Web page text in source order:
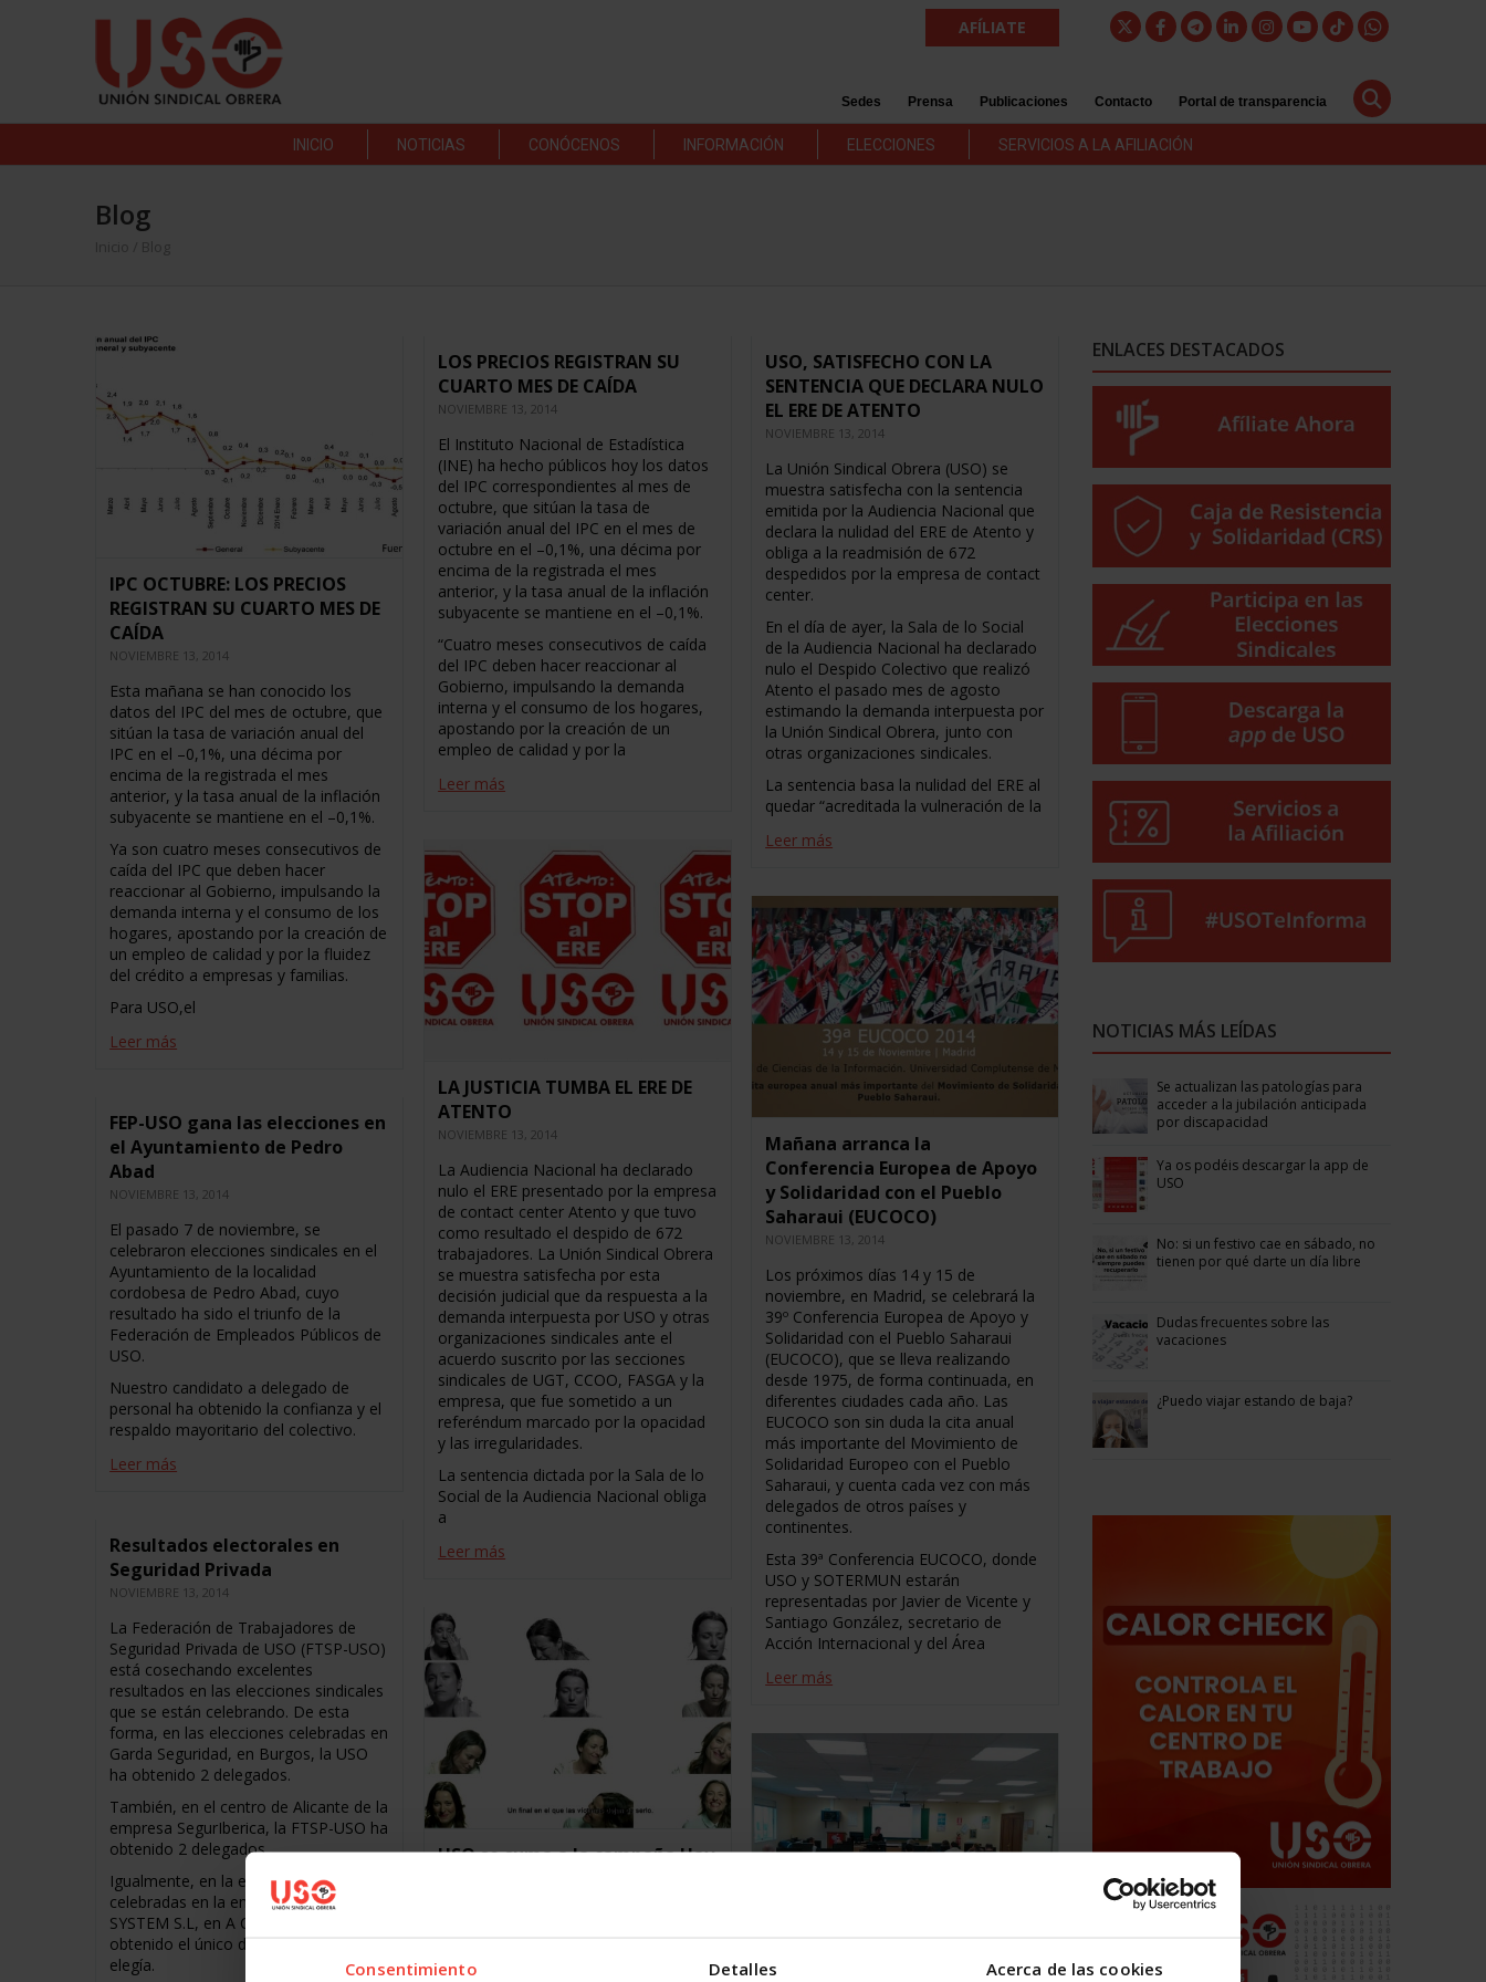
Consentimiento Detalles Acerca de las cookies
AFÍLIATE
Sedes Prensa Publicaciones Contacto Portal de transparencia
INICIO NOTICIAS CONÓCENOS INFORMACIÓN ELECCIONES SERVICIOS A LA AFILIACIÓN
Blog
Inicio / Blog
IPC OCTUBRE: LOS PRECIOS
REGISTRAN SU CUARTO MES DE
CAÍDA
NOVIEMBRE 13, 2014
Esta mañana se han conocido los
datos del IPC del mes de octubre, que
sitúan la tasa de variación anual del
IPC en el –0,1%, una décima por
encima de la registrada el mes
anterior, y la tasa anual de la inflación
subyacente se mantiene en el –0,1%.
Ya son cuatro meses consecutivos de
caída del IPC que deben hacer
reaccionar al Gobierno, impulsando la
demanda interna y el consumo de los
hogares, apostando por la creación de
un empleo de calidad y por la fluidez
del crédito a empresas y familias.
Para USO,el
Leer más
LOS PRECIOS REGISTRAN SU
CUARTO MES DE CAÍDA
NOVIEMBRE 13, 2014
El Instituto Nacional de Estadística
(INE) ha hecho públicos hoy los datos
del IPC correspondientes al mes de
octubre, que sitúan la tasa de
variación anual del IPC en el mes de
octubre en el –0,1%, una décima por
encima de la registrada el mes
anterior, y la tasa anual de la inflación
subyacente se mantiene en el –0,1%.
“Cuatro meses consecutivos de caída
del IPC deben hacer reaccionar al
Gobierno, impulsando la demanda
interna y el consumo de los hogares,
apostando por la creación de un
empleo de calidad y por la
Leer más
USO, SATISFECHO CON LA
SENTENCIA QUE DECLARA NULO
EL ERE DE ATENTO
NOVIEMBRE 13, 2014
La Unión Sindical Obrera (USO) se
muestra satisfecha con la sentencia
emitida por la Audiencia Nacional que
declara la nulidad del ERE de Atento y
obliga a la readmisión de 672
despedidos por la empresa de contact
center.
En el día de ayer, la Sala de lo Social
de la Audiencia Nacional ha declarado
nulo el Despido Colectivo que realizó
Atento el pasado mes de agosto
estimando la demanda interpuesta por
la Unión Sindical Obrera, junto con
otras organizaciones sindicales.
La sentencia basa la nulidad del ERE al
quedar “acreditada la vulneración de la
Leer más
LA JUSTICIA TUMBA EL ERE DE
ATENTO
NOVIEMBRE 13, 2014
La Audiencia Nacional ha declarado
nulo el ERE presentado por la empresa
de contact center Atento y que tuvo
como resultado el despido de 672
trabajadores. La Unión Sindical Obrera
se muestra satisfecha por esta
decisión judicial que da respuesta a la
demanda interpuesta por USO y otras
organizaciones sindicales ante el
acuerdo suscrito por las secciones
sindicales de UGT, CCOO, FASGA y la
empresa, que fue sometido a un
referéndum marcado por la opacidad
y las irregularidades.
La sentencia dictada por la Sala de lo
Social de la Audiencia Nacional obliga
a
Leer más
Mañana arranca la
Conferencia Europea de Apoyo
y Solidaridad con el Pueblo
Saharaui (EUCOCO)
NOVIEMBRE 13, 2014
Los próximos días 14 y 15 de
noviembre, en Madrid, se celebrará la
39º Conferencia Europea de Apoyo y
Solidaridad con el Pueblo Saharaui
(EUCOCO), que se lleva realizando
desde 1975, de forma continuada, en
diferentes ciudades cada año. Las
EUCOCO son sin duda la cita anual
más importante del Movimiento de
Solidaridad Europeo con el Pueblo
Saharaui, y cuenta cada vez con más
delegados de otros países y
continentes.
Esta 39ª Conferencia EUCOCO, donde
USO y SOTERMUN estarán
representadas por Javier de Vicente y
Santiago González, secretario de
Acción Internacional y del Área
Leer más
FEP-USO gana las elecciones en
el Ayuntamiento de Pedro
Abad
NOVIEMBRE 13, 2014
El pasado 7 de noviembre, se
celebraron elecciones sindicales en el
Ayuntamiento de la localidad
cordobesa de Pedro Abad, cuyo
resultado ha sido el triunfo de la
Federación de Empleados Públicos de
USO.
Nuestro candidato a delegado de
personal ha obtenido la confianza y el
respaldo mayoritario del colectivo.
Leer más
Resultados electorales en
Seguridad Privada
NOVIEMBRE 13, 2014
La Federación de Trabajadores de
Seguridad Privada de USO (FTSP-USO)
está cosechando excelentes
resultados en las elecciones sindicales
que se están celebrando. De esta
forma, en las elecciones celebradas en
Garda Seguridad, en Burgos, la USO
ha obtenido 2 delegados.
También, en el centro de Alicante de la
empresa SegurIberica, la FTSP-USO ha
obtenido 2 delegados.
Igualmente, en la elecciones
celebradas en la empresa EAS TECNO
SYSTEM S.L, en A Coruña, la USO ha
obtenido el único delegado que se
elegía.
USO se suma a la campaña Hay
ENLACES DESTACADOS
NOTICIAS MÁS LEÍDAS
Se actualizan las patologías para
acceder a la jubilación anticipada
por discapacidad
Ya os podéis descargar la app de
USO
No: si un festivo cae en sábado, no
tienen por qué darte un día libre
Dudas frecuentes sobre las
vacaciones
¿Puedo viajar estando de baja?